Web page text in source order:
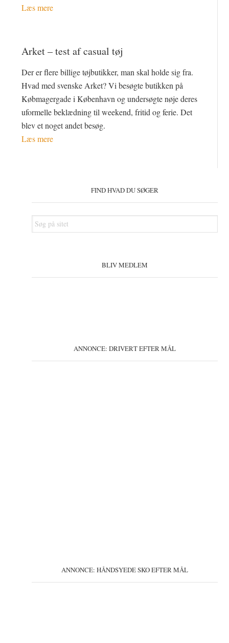
Læs mere
Arket – test af casual tøj
Der er flere billige tøjbutikker, man skal holde sig fra.
Hvad med svenske Arket? Vi besøgte butikken på
Købmagergade i København og undersøgte nøje deres
uformelle beklædning til weekend, fritid og ferie. Det
blev et noget andet besøg.
Læs mere
FIND HVAD DU SØGER
Søg
på
BLIV MEDLEM
ANNONCE: DRIVERT EFTER MÅL
ANNONCE: HÅNDSYEDE SKO EFTER MÅL